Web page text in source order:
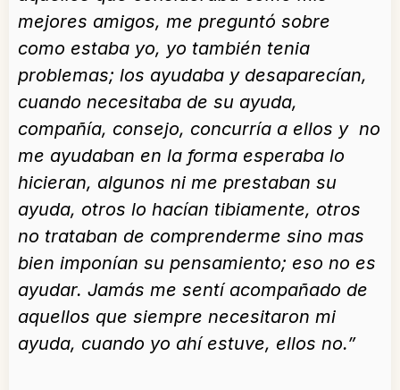
mejores amigos, me preguntó sobre
como estaba yo, yo también tenia
problemas; los ayudaba y desaparecían,
cuando necesitaba de su ayuda,
compañía, consejo, concurría a ellos y no
me ayudaban en la forma esperaba lo
hicieran, algunos ni me prestaban su
ayuda, otros lo hacían tibiamente, otros
no trataban de comprenderme sino mas
bien imponían su pensamiento; eso no es
ayudar. Jamás me sentí acompañado de
aquellos que siempre necesitaron mi
ayuda, cuando yo ahí estuve, ellos no.”